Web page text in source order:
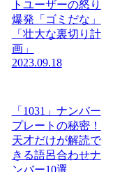
トユーザーの怒り
爆発「ゴミだな」
「壮大な裏切り計
画」
2023.09.18
「1031」ナンバー
プレートの秘密！
天才だけが解読で
きる語呂合わせナ